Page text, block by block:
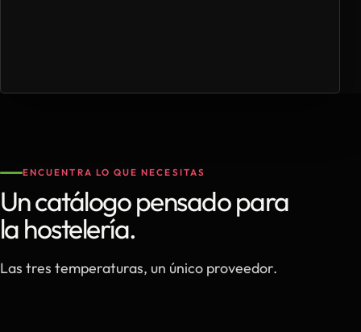
ENCUENTRA LO QUE NECESITAS
Un catálogo pensado para
la hostelería.
Las tres temperaturas, un único proveedor.